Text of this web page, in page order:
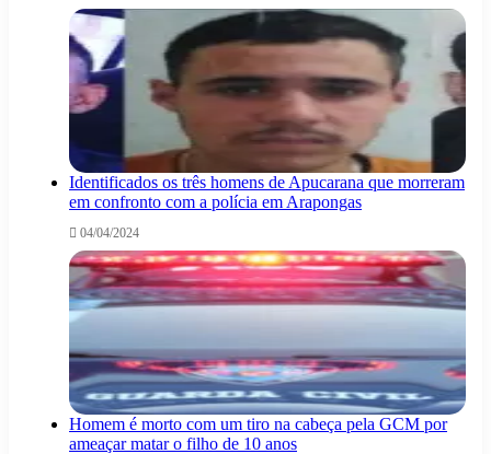
Identificados os três homens de Apucarana que morreram
em confronto com a polícia em Arapongas
04/04/2024
Homem é morto com um tiro na cabeça pela GCM por
ameaçar matar o filho de 10 anos